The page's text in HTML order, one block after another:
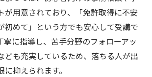
が用意されており、「免許取得に不安
初めて」という方でも安心して受講で
寧に指導し、苦手分野のフォローアッ
ども充実しているため、落ちる人が出
抑えられます。